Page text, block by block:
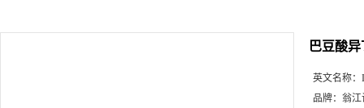
巴豆酸
英文名称：
品牌： 翁江